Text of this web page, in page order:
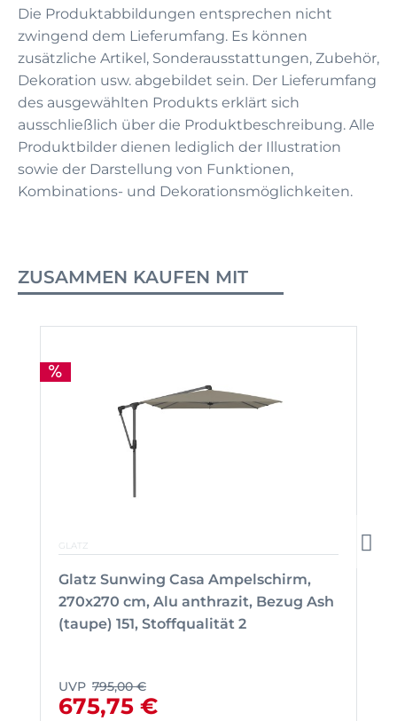
Die Produktabbildungen entsprechen nicht
zwingend dem Lieferumfang. Es können
zusätzliche Artikel, Sonderausstattungen, Zubehör,
Dekoration usw. abgebildet sein. Der Lieferumfang
des ausgewählten Produkts erklärt sich
ausschließlich über die Produktbeschreibung. Alle
Produktbilder dienen lediglich der Illustration
sowie der Darstellung von Funktionen,
Kombinations- und Dekorationsmöglichkeiten.
ZUSAMMEN KAUFEN MIT
GLATZ
Glatz Sunwing Casa Ampelschirm,
270x270 cm, Alu anthrazit, Bezug Ash
(taupe) 151, Stoffqualität 2
UVP 795,00 €
675,75 €